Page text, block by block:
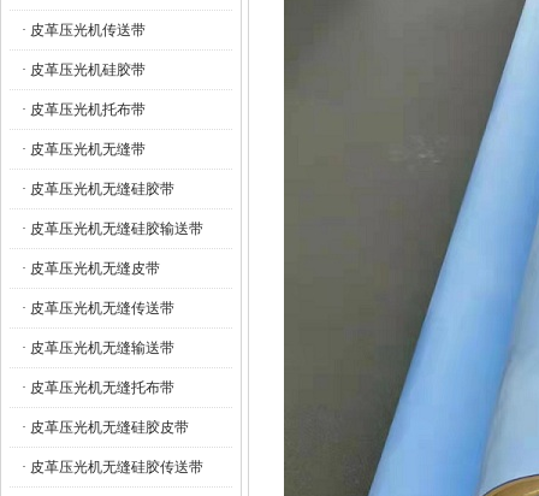
· 皮革压光机传送带
· 皮革压光机硅胶带
· 皮革压光机托布带
· 皮革压光机无缝带
· 皮革压光机无缝硅胶带
· 皮革压光机无缝硅胶输送带
· 皮革压光机无缝皮带
· 皮革压光机无缝传送带
· 皮革压光机无缝输送带
· 皮革压光机无缝托布带
· 皮革压光机无缝硅胶皮带
· 皮革压光机无缝硅胶传送带